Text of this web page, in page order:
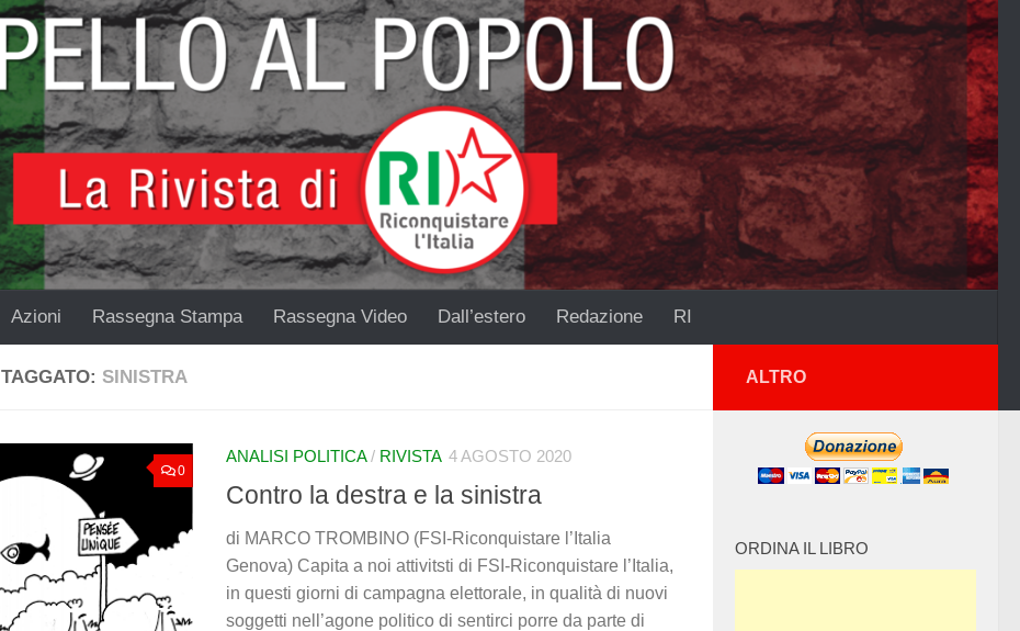
Azioni Rassegna Stampa Rassegna Video Dall’estero Redazione RI
TAGGATO: SINISTRA
0
ANALISI POLITICA/ RIVISTA 4 AGOSTO 2020
Contro la destra e la sinistra
di MARCO TROMBINO (FSI-Riconquistare l’Italia
Genova) Capita a noi attivitsti di FSI-Riconquistare l’Italia,
in questi giorni di campagna elettorale, in qualità di nuovi
soggetti nell’agone politico di sentirci porre da parte di
ALTRO
ORDINA IL LIBRO